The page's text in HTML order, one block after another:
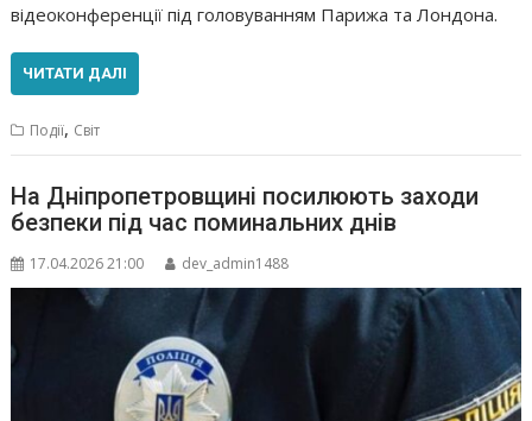
відеоконференції під головуванням Парижа та Лондона.
ЧИТАТИ ДАЛІ
Події, Світ
На Дніпропетровщині посилюють заходи
безпеки під час поминальних днів
17.04.2026 21:00 dev_admin1488